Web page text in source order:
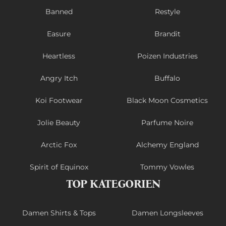
Banned Restyle
Easure Brandit
Heartless Poizen Industries
Angry Itch Buffalo
Koi Footwear Black Moon Cosmetics
Jolie Beauty Parfume Noire
Arctic Fox Alchemy England
Spirit of Equinox Tommy Vowles
TOP KATEGORIEN
Damen Shirts & Tops Damen Longsleeves